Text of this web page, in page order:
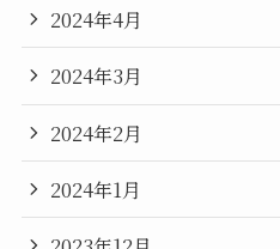
2024年4月
2024年3月
2024年2月
2024年1月